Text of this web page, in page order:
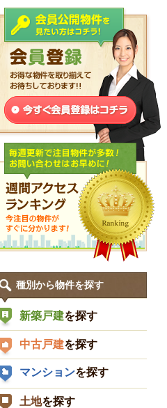
種別から物件を探す
新築戸建を探す
中古戸建を探す
マンションを探す
土地を探す